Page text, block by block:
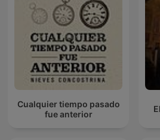
Cualquier tiempo pasado
fue anterior